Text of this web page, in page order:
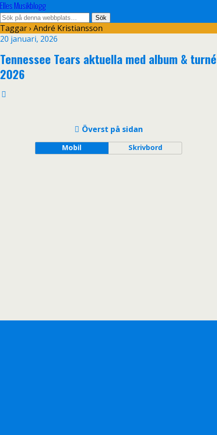
Elles Musikblogg
Taggar › André Kristiansson
20 januari, 2026
Tennessee Tears aktuella med album & turné
2026
Överst på sidan
Mobil Skrivbord